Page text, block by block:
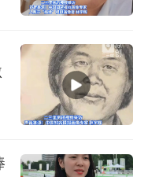
小赵在家中接到
安机关办案一般使
父亲当即让他致电